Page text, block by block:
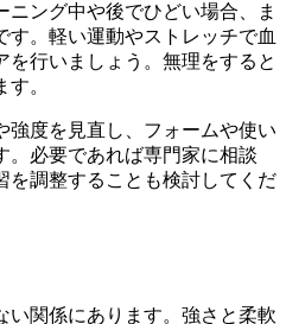
ング中や後でひどい場合、ま
。軽い運動やストレッチで血
行いましょう。無理をすると
。
強度を見直し、フォームや使い
。必要であれば専門家に相談
を調整することも検討してくだ
い関係にあります。強さと柔軟